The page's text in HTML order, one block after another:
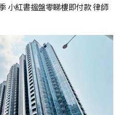
小紅書搵盤零睇樓即付款 律師